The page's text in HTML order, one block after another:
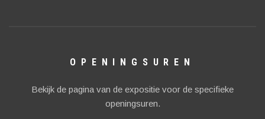
OPENINGSUREN
Bekijk de pagina van de expositie voor de specifieke
openingsuren.